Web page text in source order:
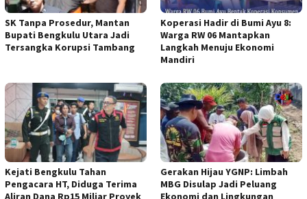
SK Tanpa Prosedur, Mantan
Bupati Bengkulu Utara Jadi
Tersangka Korupsi Tambang
Koperasi Hadir di Bumi Ayu 8:
Warga RW 06 Mantapkan
Langkah Menuju Ekonomi
Mandiri
Kejati Bengkulu Tahan
Pengacara HT, Diduga Terima
Aliran Dana Rp15 Miliar Proyek
Gerakan Hijau YGNP: Limbah
MBG Disulap Jadi Peluang
Ekonomi dan Lingkungan